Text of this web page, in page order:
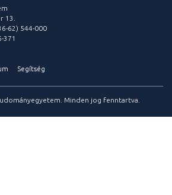
13.
62) 544-000
371
Segítség
Minden jog fenntartva.